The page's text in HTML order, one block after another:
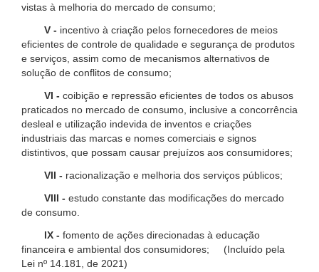
vistas à melhoria do mercado de consumo;
V - incentivo à criação pelos fornecedores de meios
eficientes de controle de qualidade e segurança de produtos
e serviços, assim como de mecanismos alternativos de
solução de conflitos de consumo;
VI - coibição e repressão eficientes de todos os abusos
praticados no mercado de consumo, inclusive a concorrência
desleal e utilização indevida de inventos e criações
industriais das marcas e nomes comerciais e signos
distintivos, que possam causar prejuízos aos consumidores;
VII - racionalização e melhoria dos serviços públicos;
VIII - estudo constante das modificações do mercado
de consumo.
IX - fomento de ações direcionadas à educação
financeira e ambiental dos consumidores; (Incluído pela
Lei nº 14.181, de 2021)